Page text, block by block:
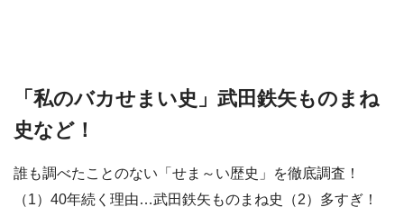
「私のバカせまい史」武田鉄矢ものまね
史など！
誰も調べたことのない「せま～い歴史」を徹底調査！
（1）40年続く理由…武田鉄矢ものまね史（2）多すぎ！